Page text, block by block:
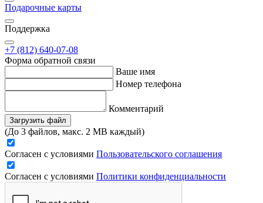
Подарочные карты
Поддержка
+7 (812) 640-07-08
Форма обратной связи
Ваше имя
Номер телефона
Комментарий
Загрузить файл
(До 3 файлов, макс. 2 MB каждый)
Согласен с условиями Пользовательского соглашения
Согласен с условиями Политики конфиденциальности